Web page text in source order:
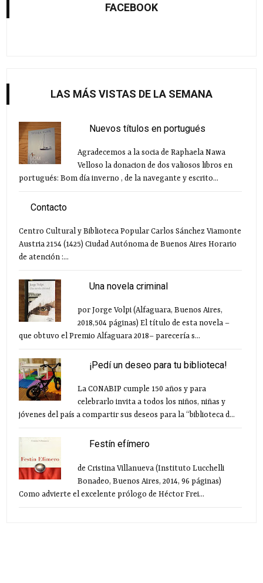
FACEBOOK
LAS MÁS VISTAS DE LA SEMANA
Nuevos títulos en portugués
Agradecemos a la socia de Raphaela Nawa
Velloso la donacion de dos valiosos libros en
portugués: Bom día inverno , de la navegante y escrito...
Contacto
Centro Cultural y Biblioteca Popular Carlos Sánchez Viamonte
Austria 2154 (1425) Ciudad Autónoma de Buenos Aires Horario
de atención :...
Una novela criminal
por Jorge Volpi (Alfaguara, Buenos Aires,
2018,504 páginas) El título de esta novela –
que obtuvo el Premio Alfaguara 2018– parecería s...
¡Pedí un deseo para tu biblioteca!
La CONABIP cumple 150 años y para
celebrarlo invita a todos los niños, niñas y
jóvenes del país a compartir sus deseos para la “biblioteca d...
Festín efímero
de Cristina Villanueva (Instituto Lucchelli
Bonadeo, Buenos Aires, 2014, 96 páginas)
Como advierte el excelente prólogo de Héctor Frei...